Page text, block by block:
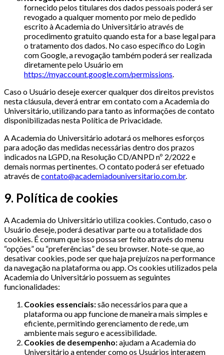
fornecido pelos titulares dos dados pessoais poderá ser
revogado a qualquer momento por meio de pedido
escrito à Academia do Universitário através de
procedimento gratuito quando esta for a base legal para
o tratamento dos dados. No caso específico do Login
com Google, a revogação também poderá ser realizada
diretamente pelo Usuário em
https://myaccount.google.com/permissions.
Caso o Usuário deseje exercer qualquer dos direitos previstos
nesta cláusula, deverá entrar em contato com a Academia do
Universitário, utilizando para tanto as informações de contato
disponibilizadas nesta Política de Privacidade.
A Academia do Universitário adotará os melhores esforços
para adoção das medidas necessárias dentro dos prazos
indicados na LGPD, na Resolução CD/ANPD nº 2/2022 e
demais normas pertinentes. O contato poderá ser efetuado
através decontato@academiadouniversitario.com.br.
9. Política de cookies
A Academia do Universitário utiliza cookies. Contudo, caso o
Usuário deseje, poderá desativar parte ou a totalidade dos
cookies. É comum que isso possa ser feito através do menu
“opções” ou “preferências” de seu browser. Note-se que, ao
desativar cookies, pode ser que haja prejuízos na performance
da navegação na plataforma ou app. Os cookies utilizados pela
Academia do Universitário possuem as seguintes
funcionalidades:
Cookies essenciais:são necessários para que a
plataforma ou app funcione de maneira mais simples e
eficiente, permitindo gerenciamento de rede, um
ambiente mais seguro e acessibilidade.
Cookies de desempenho:ajudam a Academia do
Universitário a entender como os Usuários interagem